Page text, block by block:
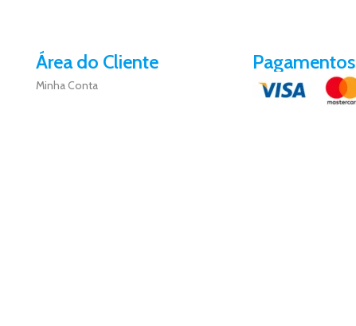
Área do Cliente
Minha Conta
Pagamentos